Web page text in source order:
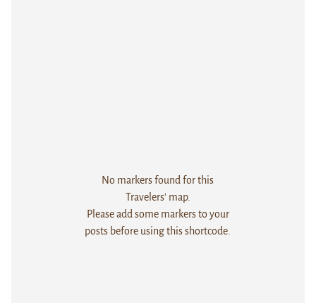
No markers found for this
Travelers' map.
Please add some markers to your
posts before using this shortcode.